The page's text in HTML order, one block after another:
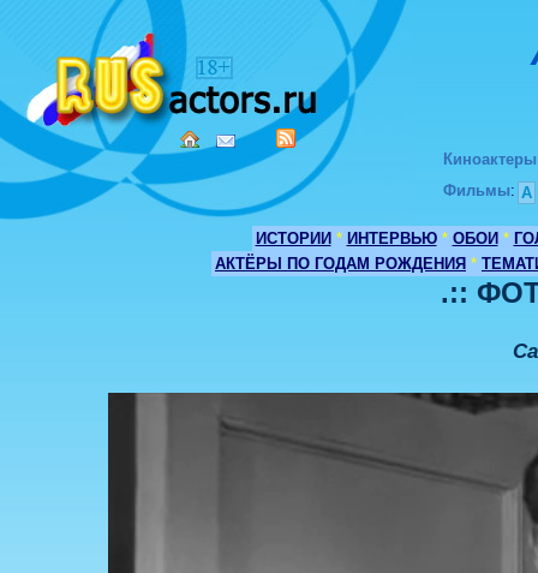
Киноактеры
Фильмы: А
ИСТОРИИ * ИНТЕРВЬЮ * ОБОИ *
АКТЁРЫ ПО ГОДАМ РОЖДЕНИЯ *
.::